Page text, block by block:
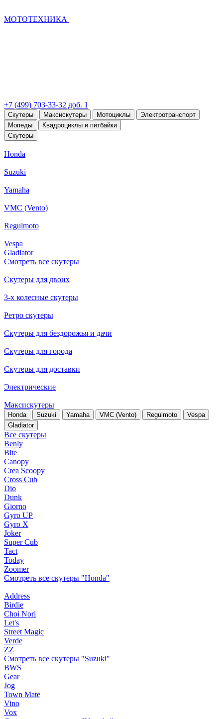
МОТОТЕХНИКА
+7 (499) 703-33-32 доб. 1
Скутеры Максискутеры Мотоциклы
Электротранспорт
Мопеды
Квадроциклы и питбайки
Скутеры
Honda
Suzuki
Yamaha
VMC (Vento)
Regulmoto
Vespa
Gladiator
Смотреть все скутеры
Скутеры для двоих
3-х колесные скутеры
Ретро скутеры
Скутеры для бездорожья и дачи
Скутеры для города
Скутеры для доставки
Электрические
Максискутеры
Honda Suzuki Yamaha VMC (Vento) Regulmoto
Vespa
Gladiator
Все скутеры
Benly
Bite
Canopy
Crea Scoopy
Cross Cub
Dio
Dunk
Giorno
Gyro UP
Gyro X
Joker
Super Cub
Tact
Today
Zoomer
Смотреть все скутеры "Honda"
Address
Birdie
Choi Nori
Let's
Street Magic
Verde
ZZ
Смотреть все скутеры "Suzuki"
BWS
Gear
Jog
Town Mate
Vino
Vox